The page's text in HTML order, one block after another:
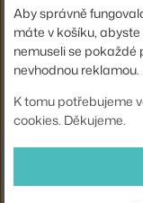
Aby správně
máte v košíku,
nemuseli se
nevhodnou reklamou.
K tomu potřebujeme
cookies. Děkujeme.